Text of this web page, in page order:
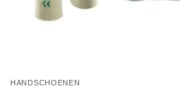
HANDSCHOENEN